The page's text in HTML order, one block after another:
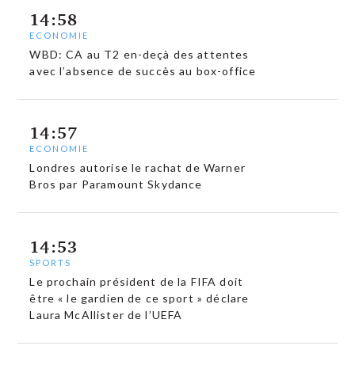
14:58
ECONOMIE
WBD: CA au T2 en-deçà des attentes
avec l’absence de succès au box-office
14:57
ECONOMIE
Londres autorise le rachat de Warner
Bros par Paramount Skydance
14:53
SPORTS
Le prochain président de la FIFA doit
être « le gardien de ce sport » déclare
Laura McAllister de l’UEFA